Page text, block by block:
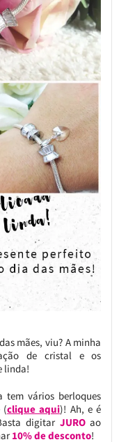
mães, viu? A minha
de cristal e os
linda!
tem vários berloques
(clique aqui)! Ah, e é
digitar JUROao
10% de desconto!